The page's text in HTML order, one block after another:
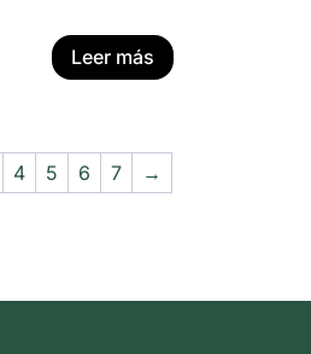
Leer más
4 5 6 7 →